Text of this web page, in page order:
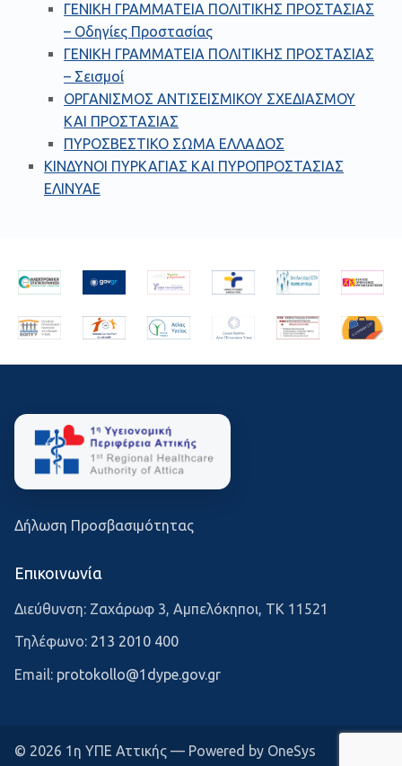
ΓΕΝΙΚΗ ΓΡΑΜΜΑΤΕΙΑ ΠΟΛΙΤΙΚΗΣ ΠΡΟΣΤΑΣΙΑΣ
– Οδηγίες Προστασίας
ΓΕΝΙΚΗ ΓΡΑΜΜΑΤΕΙΑ ΠΟΛΙΤΙΚΗΣ ΠΡΟΣΤΑΣΙΑΣ
– Σεισμοί
ΟΡΓΑΝΙΣΜΟΣ ΑΝΤΙΣΕΙΣΜΙΚΟΥ ΣΧΕΔΙΑΣΜΟΥ
ΚΑΙ ΠΡΟΣΤΑΣΙΑΣ
ΠΥΡΟΣΒΕΣΤΙΚΟ ΣΩΜΑ ΕΛΛΑΔΟΣ
ΚΙΝΔΥΝΟΙ ΠΥΡΚΑΓΙΑΣ ΚΑΙ ΠΥΡΟΠΡΟΣΤΑΣΙΑΣ
ΕΛΙΝΥΑΕ
Δήλωση Προσβασιμότητας
Επικοινωνία
Διεύθυνση: Ζαχάρωφ 3, Αμπελόκηποι, ΤΚ 11521
Τηλέφωνο: 213 2010 400
Email: protokollo@1dype.gov.gr
© 2026 1η ΥΠΕ Αττικής — Powered by OneSys